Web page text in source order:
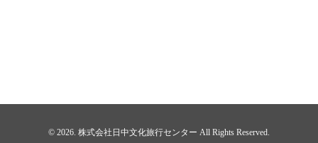
© 2026. 株式会社日中文化旅行センター All Rights Reserved.